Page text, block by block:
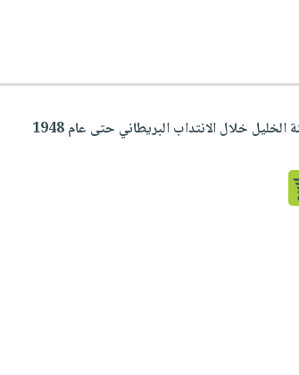
خلال الانتداب البريطاني حتى عام 1948